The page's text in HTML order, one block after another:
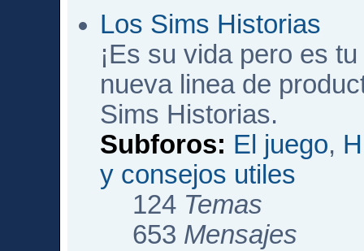
Los Sims Historias
¡Es su vida pero es
nueva linea de
Sims Historias.
Subforos: El juego,
y consejos utiles
124 Temas
653 Mensajes